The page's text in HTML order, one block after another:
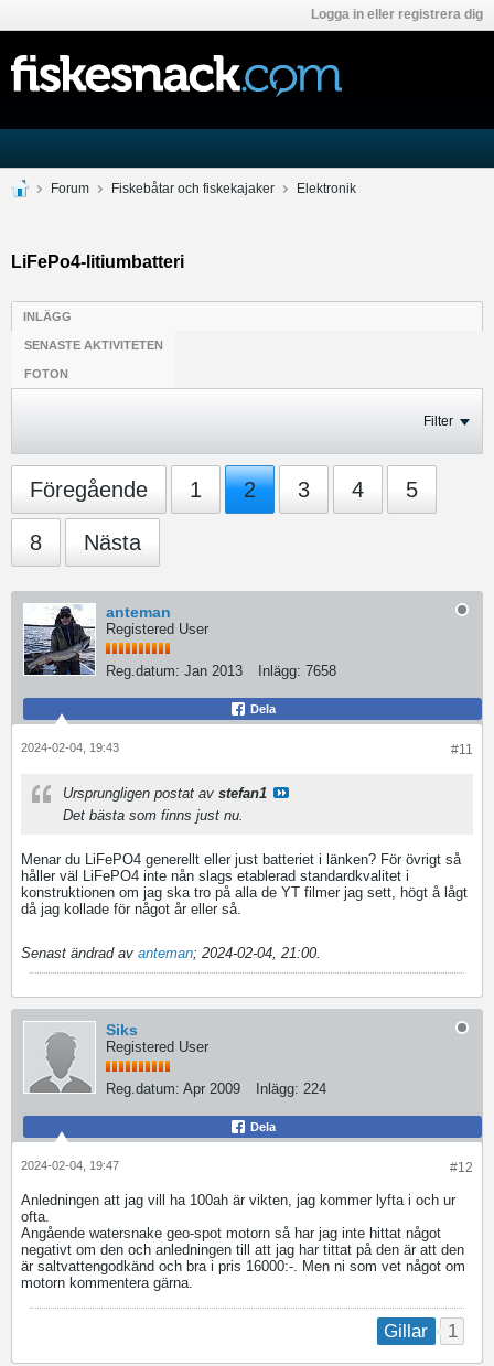
Logga in eller registrera dig
Forum Fiskebåtar och fiskekajaker Elektronik
LiFePo4-litiumbatteri
INLÄGG
SENASTE AKTIVITETEN
FOTON
Filter
Föregående 1 2 3 4 5
8 Nästa
anteman
Registered User
Reg.datum: Jan 2013 Inlägg: 7658
Dela
#11
2024-02-04, 19:43
Ursprungligen postat av stefan1
Det bästa som finns just nu.
Menar du LiFePO4 generellt eller just batteriet i länken? För övrigt så
håller väl LiFePO4 inte nån slags etablerad standardkvalitet i
konstruktionen om jag ska tro på alla de YT filmer jag sett, högt å lågt
då jag kollade för något år eller så.
Senast ändrad av anteman; 2024-02-04, 21:00.
Siks
Registered User
Reg.datum: Apr 2009 Inlägg: 224
Dela
#12
2024-02-04, 19:47
Anledningen att jag vill ha 100ah är vikten, jag kommer lyfta i och ur
ofta.
Angående watersnake geo-spot motorn så har jag inte hittat något
negativt om den och anledningen till att jag har tittat på den är att den
är saltvattengodkänd och bra i pris 16000:-. Men ni som vet något om
motorn kommentera gärna.
Gillar 1